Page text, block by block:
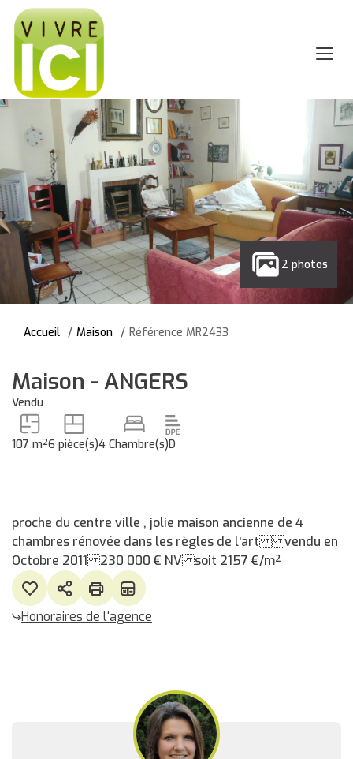
2 photos
Accueil Maison Référence MR2433
Maison - ANGERS
Vendu
107 m²6 pièce(s)4 Chambre(s)D
proche du centre ville , jolie maison ancienne de 4
chambres rénovée dans les règles de l'art vendu en
Octobre 2011 230 000 € NV soit 2157 €/m²
Honoraires de l'agence